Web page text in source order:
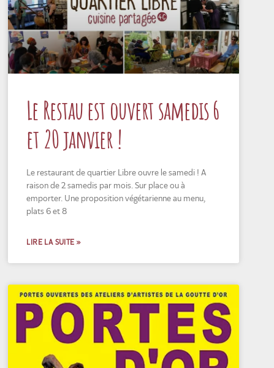
Le Restau est ouvert samedis 6
et 20 janvier !
Le restaurant de quartier Libre ouvre le samedi ! A
raison de 2 samedis par mois. Sur place ou à
emporter. Une proposition végétarienne au menu,
plats 6 et 8
LIRE LA SUITE »